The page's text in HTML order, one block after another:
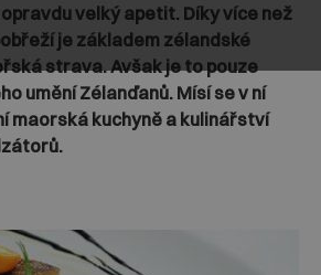
velký apetit. Díky více než
je základem zélandské
strava. Avšak je to pouze
umění Zélanďanů. Mísí se v ní
maorská kuchyně a kulinářství